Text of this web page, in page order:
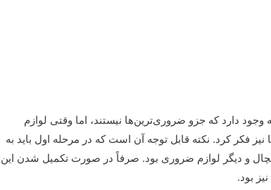
وجود دارد که جزو ضروری‌ترین‌ها نیستند، اما وقتی لوازم
فکر کرد. نکته قابل توجه آن است که در مرحله اول باید به
و دیگر لوازم ضروری بود. صرفاً در صورت تکمیل شدن این
بود.